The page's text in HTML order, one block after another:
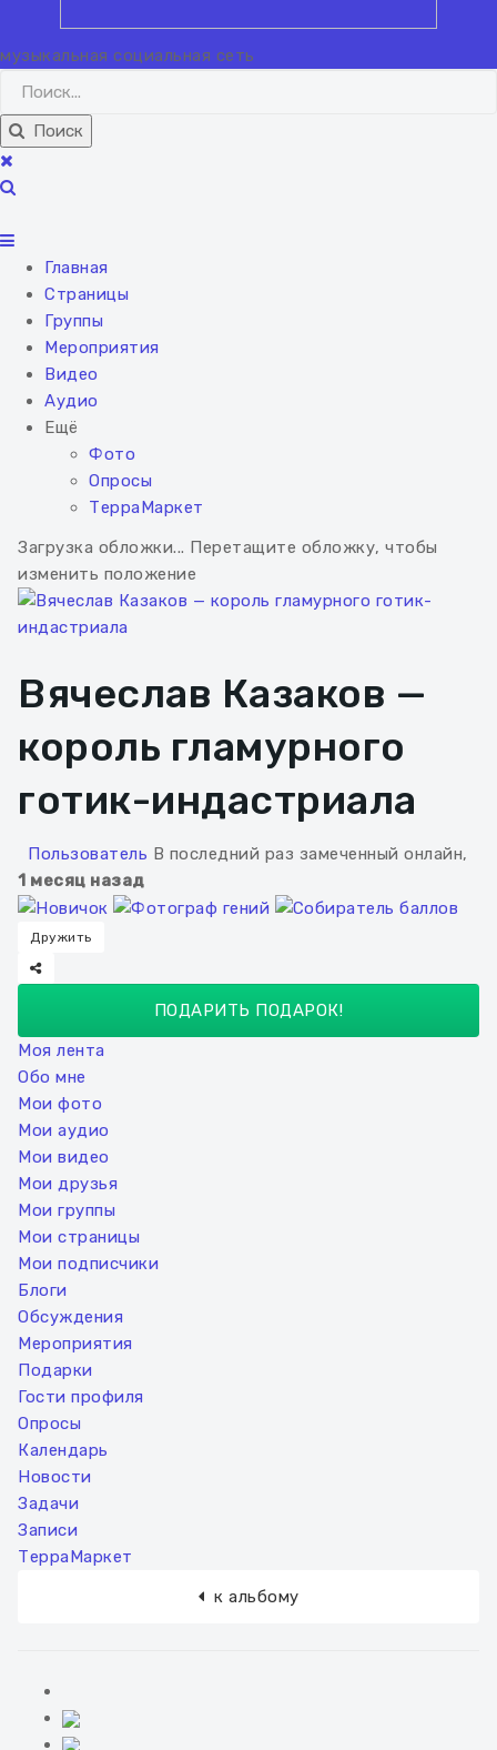
музыкальная социальная сеть
Поиск
Главная
Страницы
Группы
Мероприятия
Видео
Аудио
Ещё
Фото
Опросы
ТерраМаркет
Загрузка обложки... Перетащите обложку, чтобы
изменить положение
Вячеслав Казаков —
король гламурного
готик-индастриала
Пользователь В последний раз замеченный онлайн,
1 месяц назад
Дружить
ПОДАРИТЬ ПОДАРОК!
Моя лента
Обо мне
Мои фото
Мои аудио
Мои видео
Мои друзья
Мои группы
Мои страницы
Мои подписчики
Блоги
Обсуждения
Мероприятия
Подарки
Гости профиля
Опросы
Календарь
Новости
Задачи
Записи
ТерраМаркет
к альбому